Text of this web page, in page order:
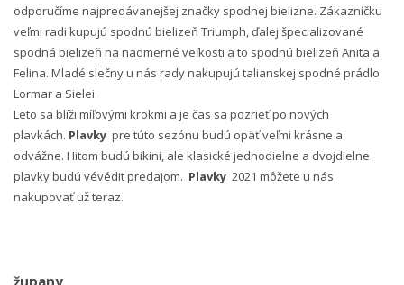
odporučíme najpredávanejšej značky spodnej bielizne. Zákazníčku
veľmi radi kupujú spodnú bielizeň Triumph, ďalej špecializované
spodná bielizeň na nadmerné veľkosti a to spodnú bielizeň Anita a
Felina. Mladé slečny u nás rady nakupujú talianskej spodné prádlo
Lormar a Sielei.
Leto sa blíži míľovými krokmi a je čas sa pozrieť po nových
plavkách. Plavky pre túto sezónu budú opäť veľmi krásne a
odvážne. Hitom budú bikini, ale klasické jednodielne a dvojdielne
plavky budú vévédit predajom. Plavky 2021 môžete u nás
nakupovať už teraz.